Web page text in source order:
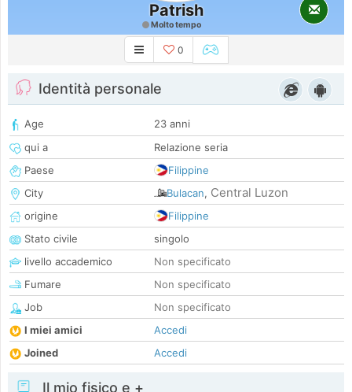
Patrish
Molto tempo
0
Identità personale
Age
23 anni
qui a
Relazione seria
Paese
Filippine
City
Bulacan, Central Luzon
origine
Filippine
Stato civile
singolo
livello accademico
Non specificato
Fumare
Non specificato
Job
Non specificato
I miei amici
Accedi
Joined
Accedi
Il mio fisico e +